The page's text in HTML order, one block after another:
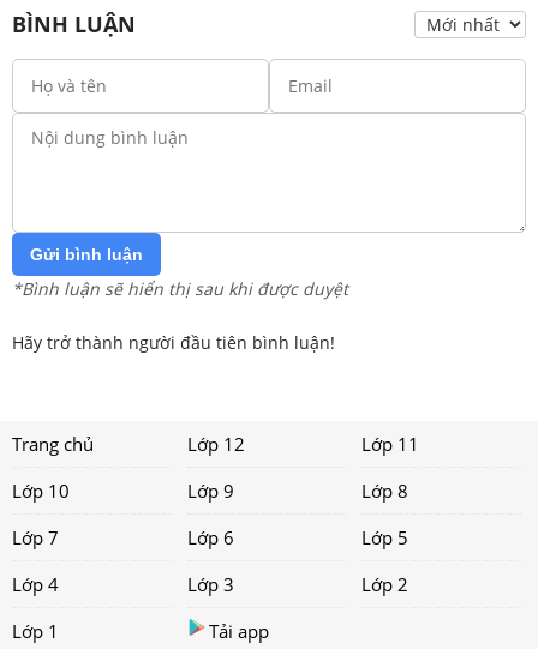
BÌNH LUẬN
Gửi bình luận
*Bình luận sẽ hiển thị sau khi được duyệt
Hãy trở thành người đầu tiên bình luận!
Trang chủ Lớp 12
Lớp 11
Lớp 10
Lớp 9
Lớp 8
Lớp 7
Lớp 6
Lớp 5
Lớp 4
Lớp 3
Lớp 2
Lớp 1
Tải app